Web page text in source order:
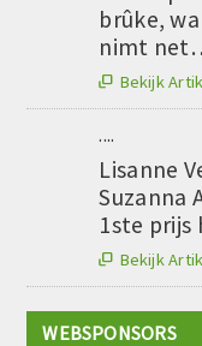
brûke,
nimt
 Bekijk
....
Lisanne
Suzanna
1ste prijs
 Bekijk
WEBSPONSORS